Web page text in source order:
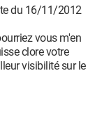
du 16/11/2012
vous m'en
clore votre
visibilité sur le